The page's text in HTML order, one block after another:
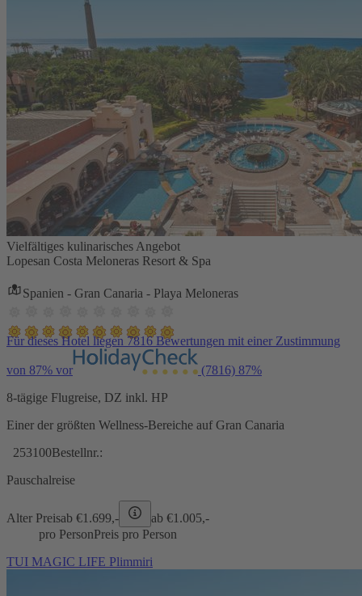
Vielfältiges kulinarisches Angebot
Lopesan Costa Meloneras Resort & Spa
Spanien - Gran Canaria - Playa Meloneras
Für dieses Hotel liegen 7816 Bewertungen mit einer Zustimmung
von 87% vor (7816) 87%
8-tägige Flugreise, DZ inkl. HP
Einer der größten Wellness-Bereiche auf Gran Canaria
253100Bestellnr.:
Pauschalreise
Alter Preisab €1.699,- ab €1.005,-
pro PersonPreis pro Person
TUI MAGIC LIFE Plimmiri